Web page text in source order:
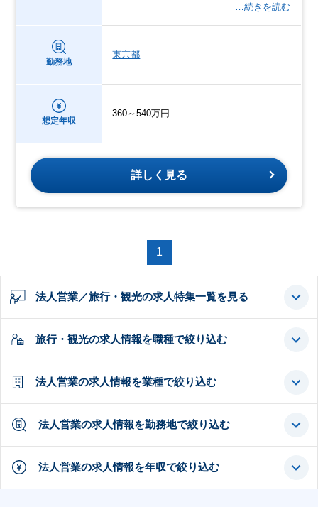
…続きを読む
勤務地
東京都
想定年収
360～540万円
詳しく見る
1
法人営業／旅行・観光の求人特集一覧を見る
旅行・観光の求人情報を職種で絞り込む
法人営業の求人情報を業種で絞り込む
法人営業の求人情報を勤務地で絞り込む
法人営業の求人情報を年収で絞り込む